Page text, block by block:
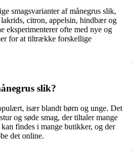
smagsvarianter af månegrus slik,
citron, appelsin, hindbær og
eksperimenterer ofte med nye og
for at tiltrække forskellige
slik?
især blandt børn og unge. Det
og søde smag, der tiltaler mange
findes i mange butikker, og der
det online.